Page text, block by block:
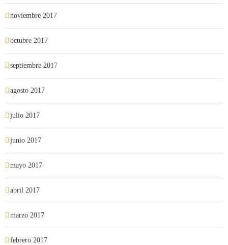
noviembre 2017
octubre 2017
septiembre 2017
agosto 2017
julio 2017
junio 2017
mayo 2017
abril 2017
marzo 2017
febrero 2017